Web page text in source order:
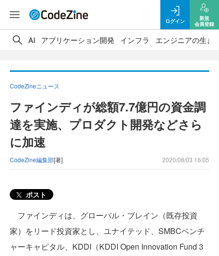
ログイン
新規
会員登録
AI アプリケーション開発 インフラ エンジニアの生き
CodeZineニュース
ファインディが総額7.7億円の資金調
達を実施、プロダクト開発などさら
に加速
CodeZine編集部[著] 2020/08/03 16:05
ポスト
ファインディは、グローバル・ブレイン（既存投資
家）をリード投資家とし、ユナイテッド、SMBCベンチ
ャーキャピタル、KDDI（KDDI Open Innovation Fund 3